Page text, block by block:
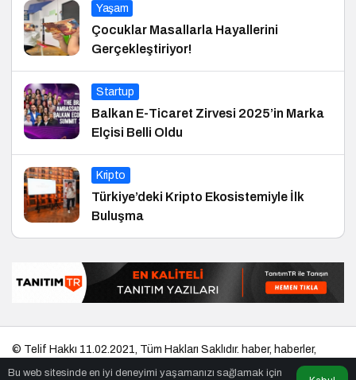
Yaşam
Çocuklar Masallarla Hayallerini
Gerçekleştiriyor!
Startup
Balkan E-Ticaret Zirvesi 2025’in Marka
Elçisi Belli Oldu
Kripto
Türkiye’deki Kripto Ekosistemiyle İlk
Buluşma
Bu web sitesinde en iyi deneyimi yaşamanızı sağlamak için
© Telif Hakkı 11.02.2021, Tüm Hakları Saklıdır. haber, haberler,
eshaber,